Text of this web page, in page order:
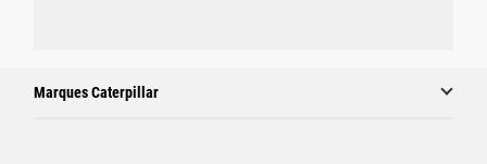
Marques Caterpillar